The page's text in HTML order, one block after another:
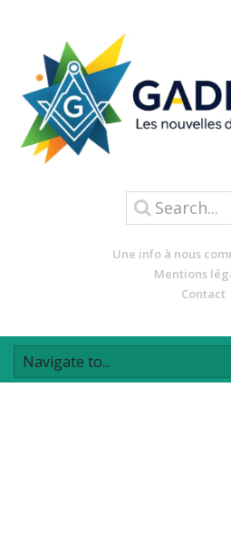
Une info à nous
Mentions
Contact